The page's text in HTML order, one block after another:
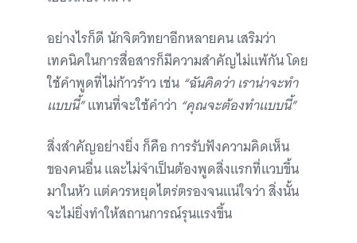
อย่างไรก็ดี นักจิตวิทยาอีกหลายคน เสริมว่า
เทคนิคในการสื่อสารก็มีความสำคัญไม่แพ้กัน โดย
ใช้คำพูดที่ไม่ก้าวร้าว เช่น “ฉันคิดว่า เราน่าจะทำ
แบบนี้”แทนที่จะใช้คำว่า “คุณจะต้องทำแบบนี้”
สิ่งสำคัญอย่างยิ่ง ก็คือ การรับฟังความคิดเห็น
ของคนอื่น และไม่จำเป็นต้องพูดสิ่งแรกที่แวบขึ้น
มาในหัว แต่ควรหยุดไตร่ตรองจนแน่ใจว่า สิ่งนั้น
จะไม่ยิ่งทำให้สถานการณ์รุนแรงขึ้น